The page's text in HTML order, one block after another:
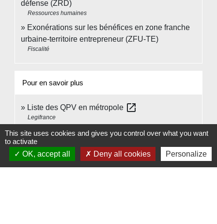
défense (ZRD)
Ressources humaines
Exonérations sur les bénéfices en zone franche
urbaine-territoire entrepreneur (ZFU-TE)
Fiscalité
Pour en savoir plus
Liste des QPV en métropole open_in_new
Legifrance
Liste des QPV dans les départements d'outre-mer,
à Saint-Martin et en Polynésie française
open_in_new
Legifrance
This site uses cookies and gives you control over what you want
to activate
OK, accept all
Deny all cookies Personalize